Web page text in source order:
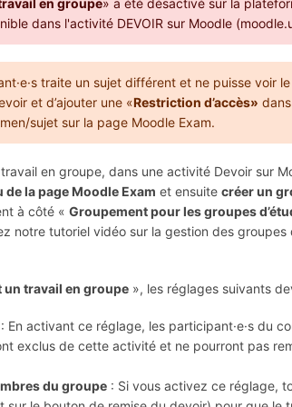
en groupe» a été désactivé sur la
dans l'activité DEVOIR sur Moodle
traite un sujet différent et ne puisse voir
et d’ajouter une «Restriction d’accès»
sujet sur la page Moodle Exam.
en groupe, dans une activité Devoir sur
la page Moodle Exam et ensuitecréer un
à côté «Groupement pour les groupes
notre tutoriel vidéo sur la gestion des groupes
un travail en groupe », les réglages suivants
: En activant ce réglage, les participant·e·s du
exclus de cette activité et ne pourront pas
du groupe : Si vous activez ce réglage,